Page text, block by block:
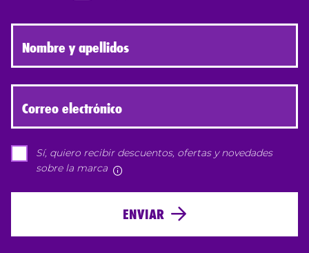
Nombre y apellidos
Correo electrónico
ENVIAR
Sí, quiero recibir descuentos, ofertas y novedades
sobre la marca